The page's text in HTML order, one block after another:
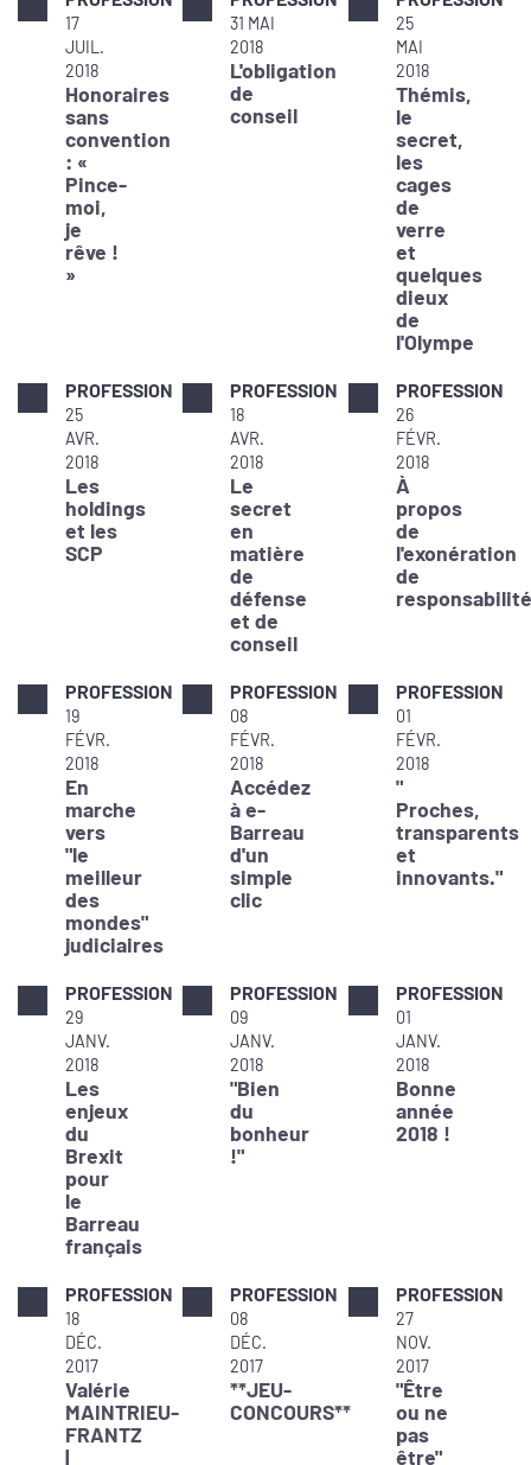
17
JUIL.
2018
Honoraires
sans
convention
: «
Pince-
moi,
je
rêve !
»
31 MAI
2018
L'obligation
de
conseil
25
MAI
2018
Thémis,
le
secret,
les
cages
de
verre
et
quelques
dieux
de
l'Olympe
PROFESSION
25
AVR.
2018
Les
holdings
et les
SCP
PROFESSION
18
AVR.
2018
Le
secret
en
matière
de
défense
et de
conseil
PROFESSION
26
FÉVR.
2018
À
propos
de
l'exonération
de
responsabilité
PROFESSION
19
FÉVR.
2018
En
marche
vers
"le
meilleur
des
mondes"
judiciaires
PROFESSION
08
FÉVR.
2018
Accédez
à e-
Barreau
d'un
simple
clic
PROFESSION
01
FÉVR.
2018
"
Proches,
transparents
et
innovants."
PROFESSION
29
JANV.
2018
Les
enjeux
du
Brexit
pour
le
Barreau
français
PROFESSION
09
JANV.
2018
"Bien
du
bonheur
!"
PROFESSION
01
JANV.
2018
Bonne
année
2018 !
PROFESSION
18
DÉC.
2017
Valérie
MAINTRIEU-
FRANTZ
|
PROFESSION
08
DÉC.
2017
**JEU-
CONCOURS**
PROFESSION
27
NOV.
2017
"Être
ou ne
pas
être"